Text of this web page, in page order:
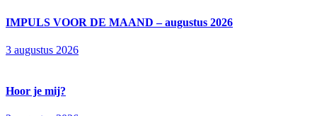
IMPULS VOOR DE MAAND – augustus 2026
3 augustus 2026
Hoor je mij?